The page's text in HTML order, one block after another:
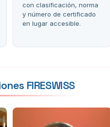
con clasificación, norma
y número de certificado
en lugar accesible.
FIRESWISS